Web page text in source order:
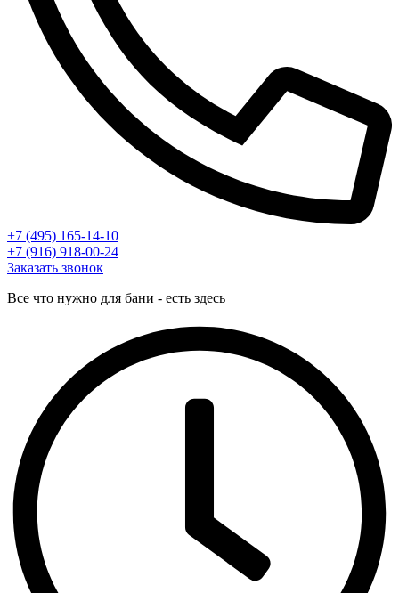
+7 (495) 165-14-10
+7 (916) 918-00-24
Заказать звонок
Все что нужно для бани - есть здесь